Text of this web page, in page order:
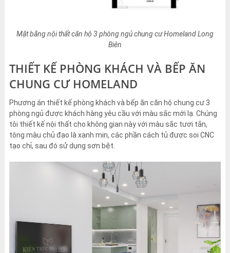
Mặt bằng nội thất căn hộ 3 phòng ngủ chung cư Homeland Long
Biên
THIẾT KẾ PHÒNG KHÁCH VÀ BẾP ĂN
CHUNG CƯ HOMELAND
Phương án thiết kế phòng khách và bếp ăn căn hộ chung cư 3
phòng ngủ được khách hàng yêu cầu với màu sắc mới lạ. Chúng
tôi thiết kế nội thất cho không gian này với màu sắc tươi tắn,
tông màu chủ đạo là xanh min, các phần cách tủ được soi CNC
tạo chỉ, sau đó sử dụng sơn bệt.